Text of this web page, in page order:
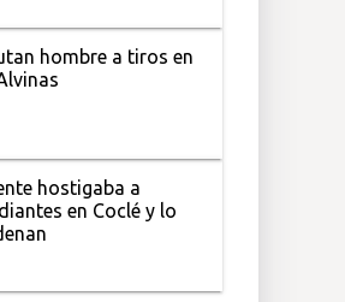
hombre a tiros en
hostigaba a
en Coclé y lo